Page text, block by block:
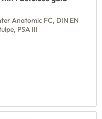
Anatomic FC, DIN EN
PSA III